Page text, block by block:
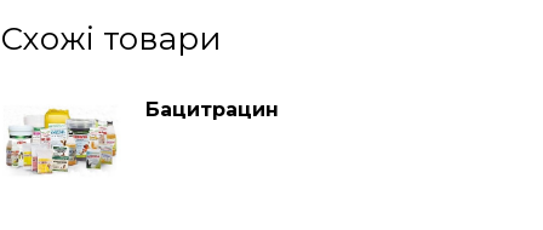
Схожі товари
Бацитрацин